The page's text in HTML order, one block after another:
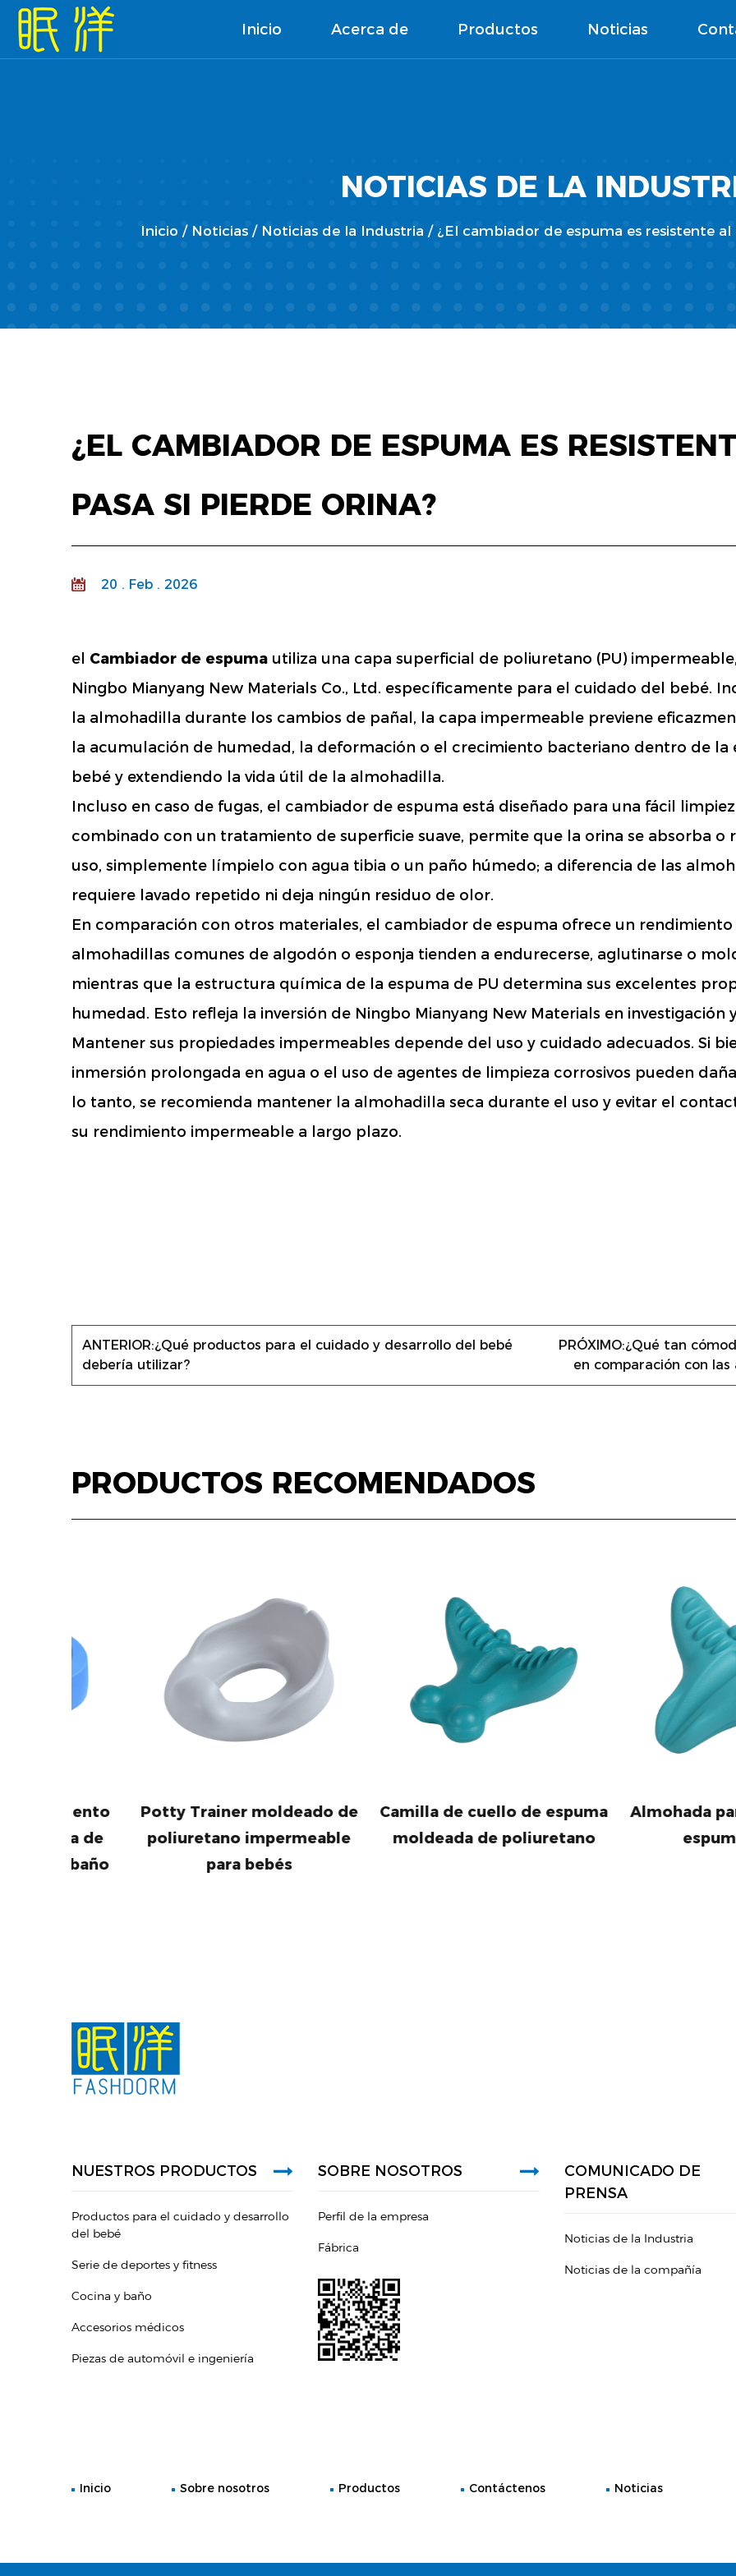
Inicio Acerca de Productos Noticias
NOTICIAS DE LA
Inicio / Noticias / Noticias de la Industria / ¿El cambiador de espuma es resistente al
¿EL CAMBIADOR DE ESPUMA ES
PASA SI PIERDE ORINA?
20 . Feb . 2026
el Cambiador de espuma utiliza una capa superficial de poliuretano (PU)
Ningbo Mianyang New Materials Co., Ltd. específicamente para el cuidado del bebé.
la almohadilla durante los cambios de pañal, la capa impermeable previene
la acumulación de humedad, la deformación o el crecimiento bacteriano dentro de la
bebé y extendiendo la vida útil de la almohadilla.
Incluso en caso de fugas, el cambiador de espuma está diseñado para una fácil
combinado con un tratamiento de superficie suave, permite que la orina se absorba o
uso, simplemente límpielo con agua tibia o un paño húmedo; a diferencia de las
requiere lavado repetido ni deja ningún residuo de olor.
En comparación con otros materiales, el cambiador de espuma ofrece un
almohadillas comunes de algodón o esponja tienden a endurecerse, aglutinarse o
mientras que la estructura química de la espuma de PU determina sus excelentes
humedad. Esto refleja la inversión de Ningbo Mianyang New Materials en
Mantener sus propiedades impermeables depende del uso y cuidado adecuados. Si
inmersión prolongada en agua o el uso de agentes de limpieza corrosivos pueden
lo tanto, se recomienda mantener la almohadilla seca durante el uso y evitar el
su rendimiento impermeable a largo plazo.
ANTERIOR:¿Qué productos para el cuidado y desarrollo del bebé
debería utilizar?
PRÓXIMO:¿Qué tan
en comparación con
PRODUCTOS RECOMENDADOS
Potty Trainer moldeado de
poliuretano impermeable
para bebés
Camilla de cuello de espuma
moldeada de poliuretano
Almohada para el
espuma de PU
NUESTROS PRODUCTOS
Productos para el cuidado y desarrollo
del bebé
Serie de deportes y fitness
Cocina y baño
Accesorios médicos
Piezas de automóvil e ingeniería
SOBRE NOSOTROS
Perfil de la empresa
Fábrica
COMUNICADO DE
PRENSA
Noticias de la Industria
Noticias de la compañía
Inicio Sobre nosotros Productos Contáctenos Noticias